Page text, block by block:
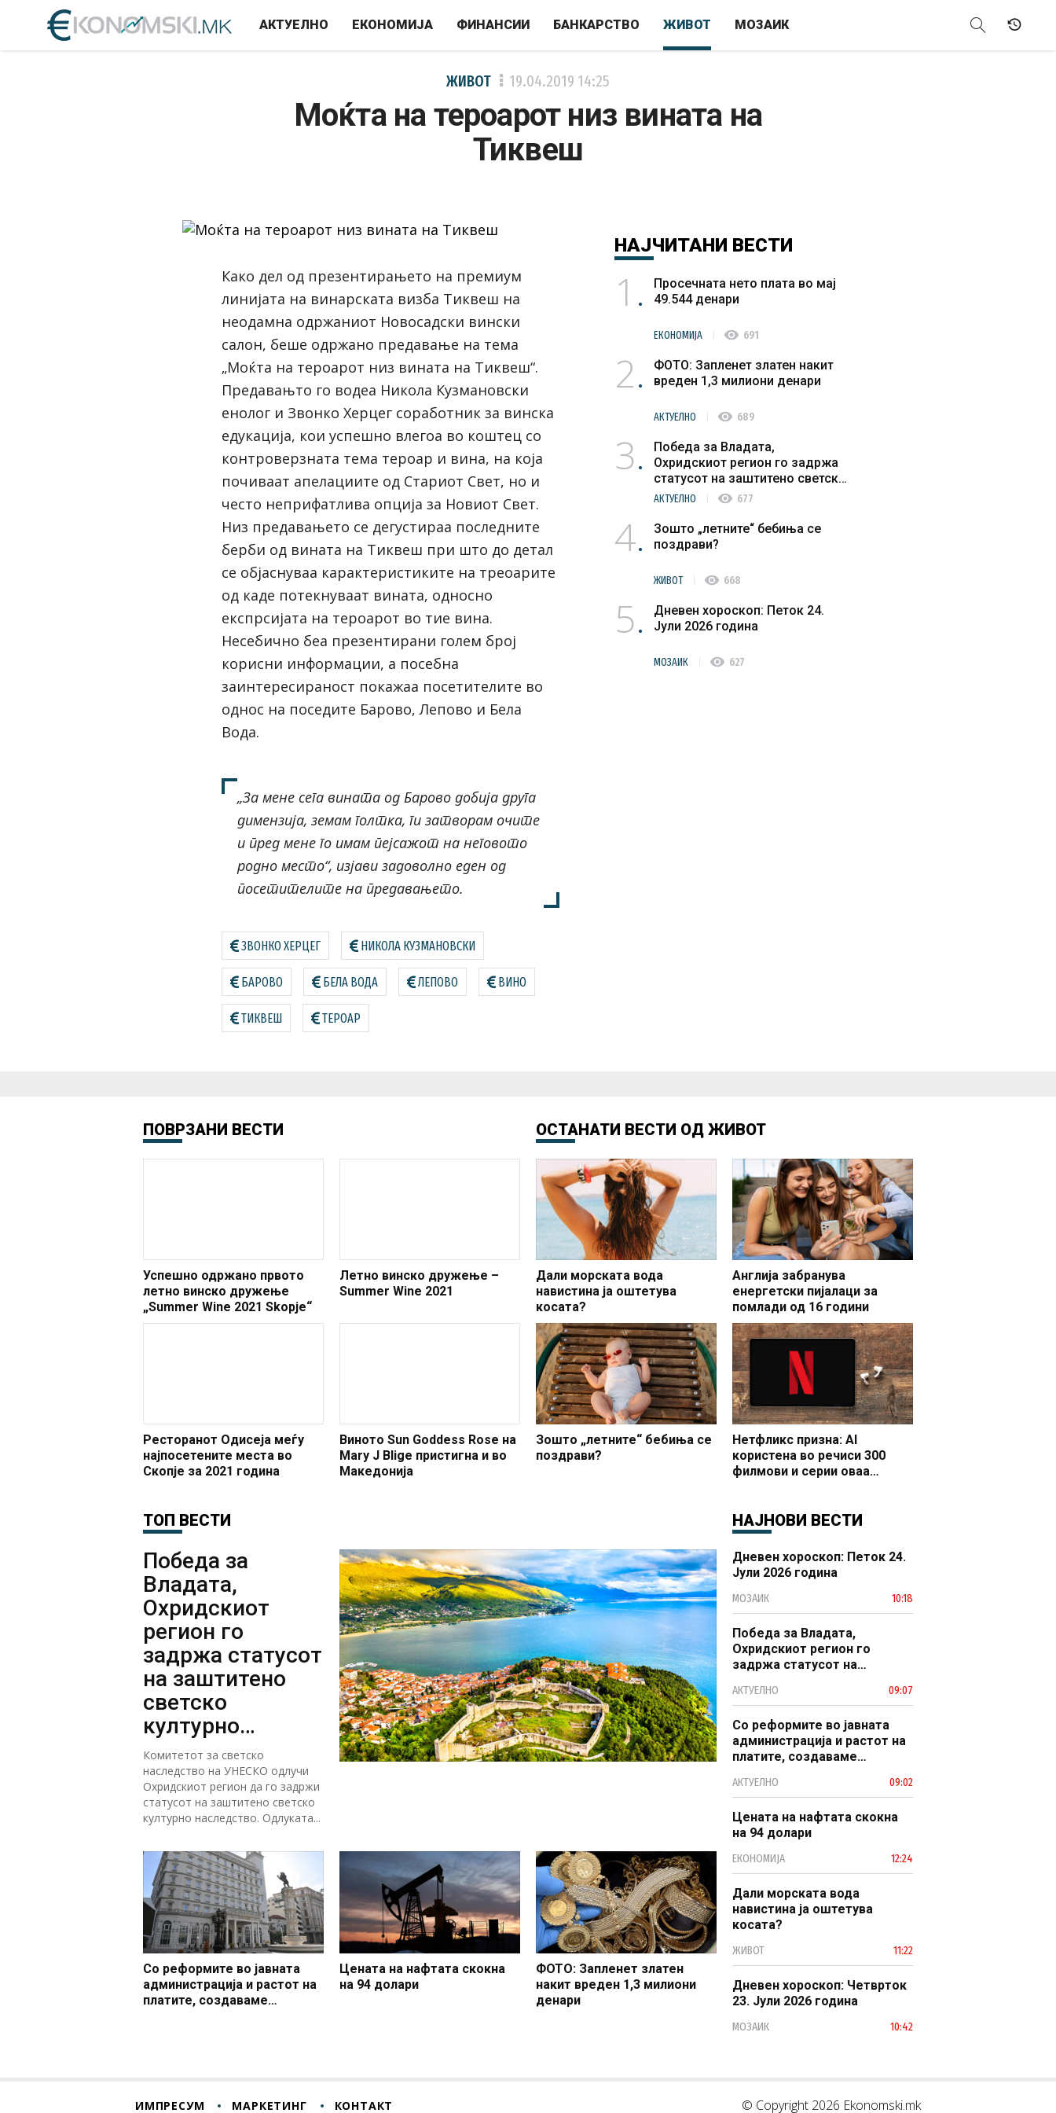
АКТУЕЛНО ЕКОНОМИЈА ФИНАНСИИ БАНКАРСТВО ЖИВОТ МОЗАИК
ЖИВОТ 19.04.2019 14:25
Моќта на тероарот низ вината на
Тиквеш
Како дел од презентирањето на премиум
линијата на винарската визба Тиквеш на
неодамна одржаниот Новосадски вински
салон, беше одржано предавање на тема
„Моќта на тероарот низ вината на Тиквеш“.
Предавањто го водеа Никола Кузмановски
енолог и Звонко Херцег соработник за винска
едукација, кои успешно влегоа во коштец со
контроверзната тема тероар и вина, на која
почиваат апелациите од Стариот Свет, но и
често неприфатлива опција за Новиот Свет.
Низ предавањето се дегустираа последните
берби од вината на Тиквеш при што до детал
се објаснуваа карактеристиките на треоарите
од каде потекнуваат вината, односно
експрсијата на тероарот во тие вина.
Несебично беа презентирани голем број
корисни информации, а посебна
заинтересираност покажаа посетителите во
однос на поседите Барово, Лепово и Бела
Вода.
„За мене сега вината од Барово добија друга
димензија, земам голтка, ги затворам очите
и пред мене го имам пејсажот на неговото
родно место“, изјави задоволно еден од
посетителите на предавањето.
ЗВОНКО ХЕРЦЕГ НИКОЛА КУЗМАНОВСКИ
БАРОВО БЕЛА ВОДА ЛЕПОВО ВИНО
ТИКВЕШ ТЕРОАР
НАЈЧИТАНИ ВЕСТИ
1
Просечната нето плата во мај
49.544 денари
ЕКОНОМИЈА visibility 691
2
ФОТО: Запленет златен накит
вреден 1,3 милиони денари
АКТУЕЛНО visibility 689
3
Победа за Владата,
Охридскиот регион го задржа
статусот на заштитено светско
културно наследство
АКТУЕЛНО visibility 677
4
Зошто „летните“ бебиња се
поздрави?
ЖИВОТ visibility 668
5
Дневен хороскоп: Петок 24.
Јули 2026 година
МОЗАИК visibility 627
ПОВРЗАНИ ВЕСТИ
Успешно одржано првото
летно винско дружење
„Summer Wine 2021 Skopje“
Летно винско дружење –
Summer Wine 2021
Ресторанот Одисеја меѓу
најпосетените места во
Скопје за 2021 година
Виното Sun Goddess Rose на
Mary J Blige пристигна и во
Македонија
ОСТАНАТИ ВЕСТИ ОД ЖИВОТ
Дали морската вода
навистина ја оштетува
косата?
Зошто „летните“ бебиња се
поздрави?
Англија забранува
енергетски пијалаци за
помлади од 16 години
Нетфликс призна: AI
користена во речиси 300
филмови и серии оваа
ТОП ВЕСТИ
Победа за
Владата,
Охридскиот
регион го
задржа статусот
на заштитено
светско
културно
наследство
Комитетот за светско
наследство на УНЕСКО одлучи
Охридскиот регион да го задржи
статусот на заштитено светско
културно наследство. Одлуката...
Со реформите во јавната
администрација и растот на
платите, создаваме
Цената на нафтата скокна
на 94 долари
ФОТО: Запленет златен
накит вреден 1,3 милиони
денари
НАЈНОВИ ВЕСТИ
Дневен хороскоп: Петок 24.
Јули 2026 година
МОЗАИК 10:18
Победа за Владата,
Охридскиот регион го
задржа статусот на
наследство
АКТУЕЛНО 09:07
Со реформите во јавната
администрација и растот на
платите, создаваме
модерен јавен сектор
АКТУЕЛНО 09:02
Цената на нафтата скокна
на 94 долари
ЕКОНОМИЈА 12:24
Дали морската вода
навистина ја оштетува
косата?
ЖИВОТ 11:22
Дневен хороскоп: Четврток
23. Јули 2026 година
МОЗАИК 10:42
ИМПРЕСУМ МАРКЕТИНГ КОНТАКТ © Copyright 2026 Ekonomski.mk